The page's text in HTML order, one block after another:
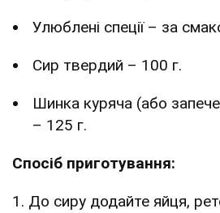
Улюблені спеції – за
Сир твердий – 100 г.
Шинка куряча (або
– 125 г.
Спосіб приготування:
1. До сиру додайте яйця,